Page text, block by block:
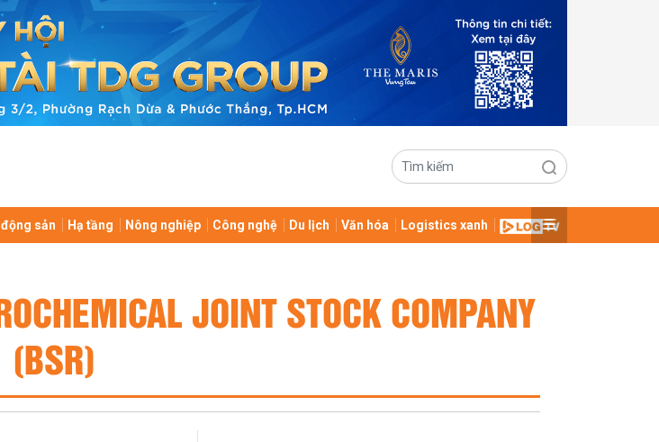
động sản Hạ tầng Nông nghiệp Công nghệ Du lịch Văn hóa Logistics xanh
JOINT STOCK COMPANY
(BSR)